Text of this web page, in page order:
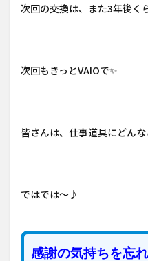
次回の交換は、また3年後く
次回もきっとVAIOで✨️
皆さんは、仕事道具にどん
ではでは～♪
感謝の気持ちを忘